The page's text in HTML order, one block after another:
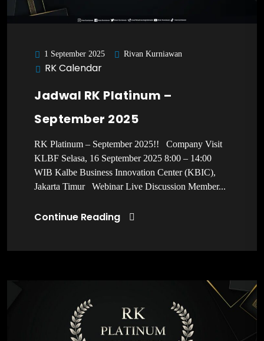
1 September 2025 Rivan Kurniawan
RK Calendar
Jadwal RK Platinum –
September 2025
RK Platinum – September 2025!! Company Visit
KLBF Selasa, 16 September 2025 8:00 – 14:00
WIB Kalbe Business Innovation Center (KBIC),
Jakarta Timur Webinar Live Discussion Member...
Continue Reading